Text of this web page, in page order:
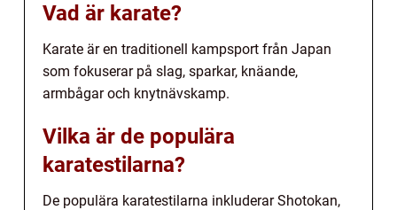
Vad är karate?
Karate är en traditionell kampsport från Japan
som fokuserar på slag, sparkar, knäande,
armbågar och knytnävskamp.
Vilka är de populära
karatestilarna?
De populära karatestilarna inkluderar Shotokan,